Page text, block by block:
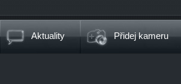
Aktuality Přidej kameru